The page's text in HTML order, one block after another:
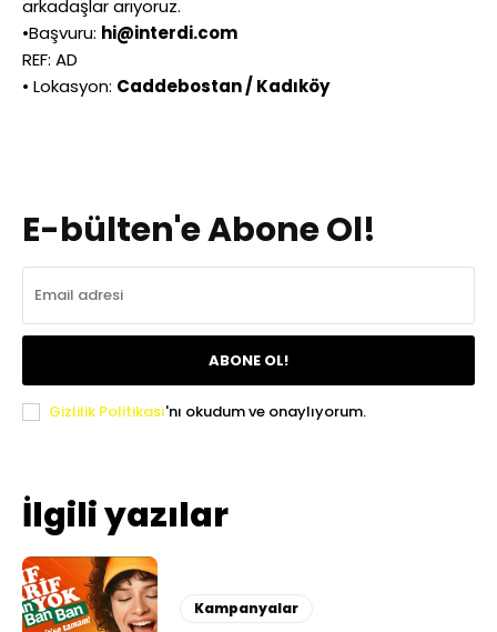
arkadaşlar arıyoruz.
•Başvuru: hi@interdi.com
REF: AD
• Lokasyon: Caddebostan / Kadıköy
E-bülten'e Abone Ol!
ABONE OL!
Gizlilik Politikası'nı okudum ve onaylıyorum.
İlgili yazılar
Kampanyalar